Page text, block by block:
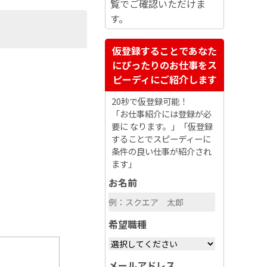
覧でご確認いただけま
す。
仮登録することであなた
にぴったりのお仕事をス
ピーディにご紹介します
20秒で仮登録可能！
「お仕事紹介には登録が必
要に なります。」「仮登録
することでスピーディーに
条件の良い仕事が紹介され
ます」
お名前
希望職種